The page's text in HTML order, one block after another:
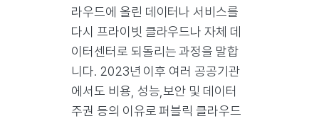
라우드에 올린 데이터나 서비스를
다시 프라이빗 클라우드나 자체 데
이터센터로 되돌리는 과정을 말합
니다. 2023년 이후 여러 공공기관
에서도 비용, 성능,보안 및 데이터
주권 등의 이유로 퍼블릭 클라우드